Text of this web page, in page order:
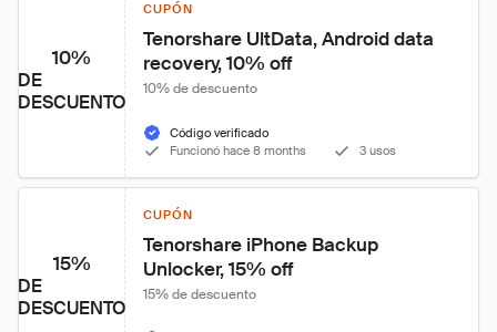
10%
DE
DESCUENTO
CUPÓN
Tenorshare UltData, Android data
recovery, 10% off
10% de descuento
Código verificado
Funcionó hace 8 months
3 usos
15%
DE
DESCUENTO
CUPÓN
Tenorshare iPhone Backup
Unlocker, 15% off
15% de descuento